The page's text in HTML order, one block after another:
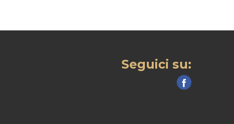
Seguici su: